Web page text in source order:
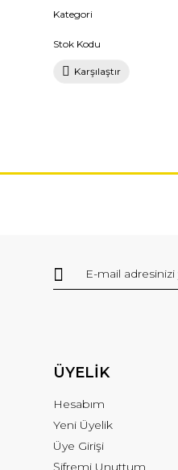
Kategori
Stok Kodu
Karşılaştır
ÜYELİK
Hesabım
Yeni Üyelik
Üye Girişi
Şifremi Unuttum